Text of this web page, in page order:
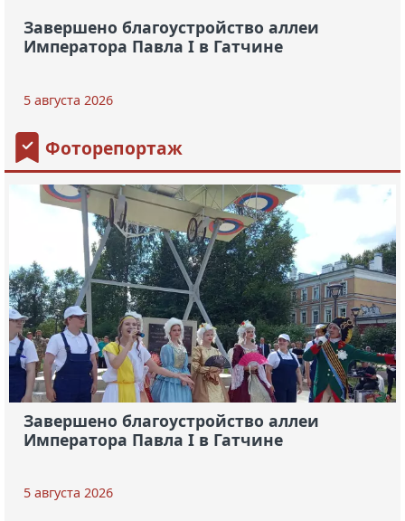
Завершено благоустройство аллеи
Императора Павла I в Гатчине
5 августа 2026
Фоторепортаж
Завершено благоустройство аллеи
Императора Павла I в Гатчине
5 августа 2026